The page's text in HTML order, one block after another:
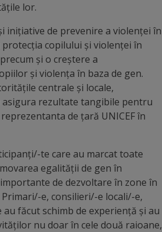
lor.
inițiative de prevenire a violenței în
copilului și violenței în
și o creștere a
și violența în baza de gen.
centrale și locale,
rezultate tangibile pentru
de țară UNICEF în
te care au marcat toate
egalității de gen în
de dezvoltare în zone în
e, consilieri/-e locali/-e,
făcut schimb de experiență și au
nu doar în cele două raioane,